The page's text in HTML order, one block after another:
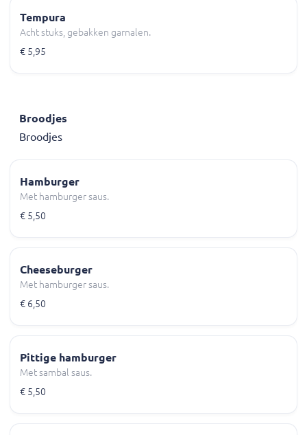
Tempura
Acht stuks, gebakken garnalen.
€ 5,95
Broodjes
Broodjes
Hamburger
Met hamburger saus.
€ 5,50
Cheeseburger
Met hamburger saus.
€ 6,50
Pittige hamburger
Met sambal saus.
€ 5,50